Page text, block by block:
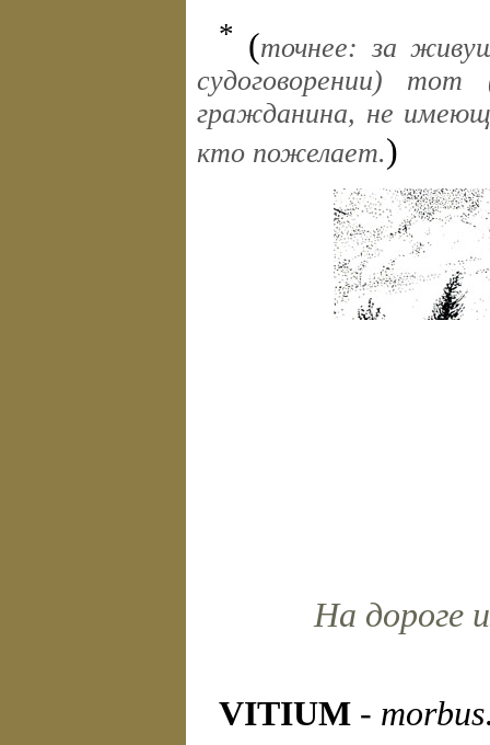
* (точнее: за
судоговорении)
гражданина, не
кто пожелает.)
На дороге
VITIUM - morbus